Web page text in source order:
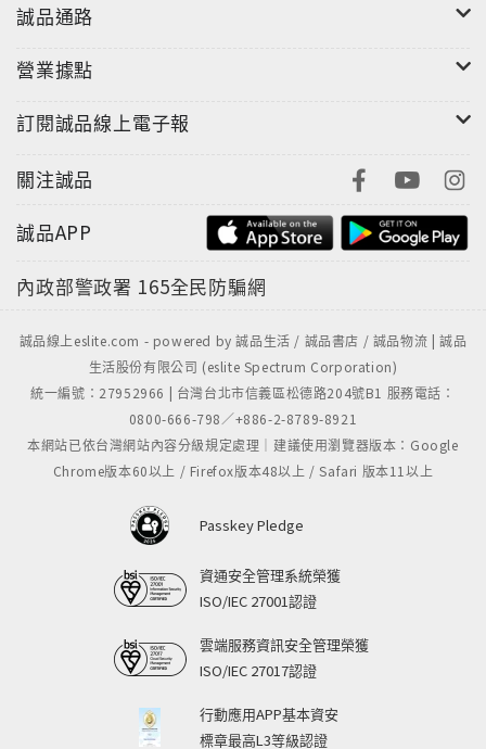
誠品通路
營業據點
訂閱誠品線上電子報
關注誠品
誠品APP
內政部警政署 165全民防騙網
誠品線上eslite.com - powered by 誠品生活 / 誠品書店 / 誠品物流 | 誠品
生活股份有限公司 (eslite Spectrum Corporation)
統一編號：27952966 | 台灣台北市信義區松德路204號B1 服務電話：
0800-666-798／+886-2-8789-8921
本網站已依台灣網站內容分級規定處理｜建議使用瀏覽器版本：Google
Chrome版本60以上 / Firefox版本48以上 / Safari 版本11以上
Passkey Pledge
資通安全管理系統榮獲
ISO/IEC 27001認證
雲端服務資訊安全管理榮獲
ISO/IEC 27017認證
行動應用APP基本資安
標章最高L3等級認證